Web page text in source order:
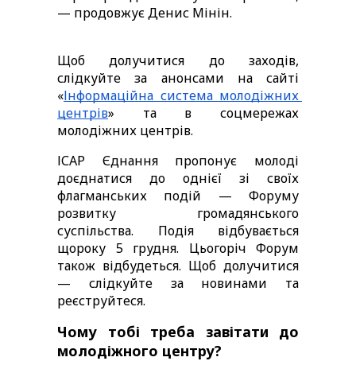
— продовжує Денис Мінін.
Щоб долучитися до заходів,
слідкуйте за анонсами на сайті
«Інформаційна система молодіжних
центрів» та в соцмережах
молодіжних центрів.
ІСАР Єднання пропонує молоді
доєднатися до однієї зі своїх
флагманських подій — Форуму
розвитку громадянського
суспільства. Подія відбувається
щороку 5 грудня. Цьогоріч Форум
також відбудеться. Щоб долучитися
— слідкуйте за новинами та
реєструйтеся.
Чому тобі треба завітати до
молодіжного центру?